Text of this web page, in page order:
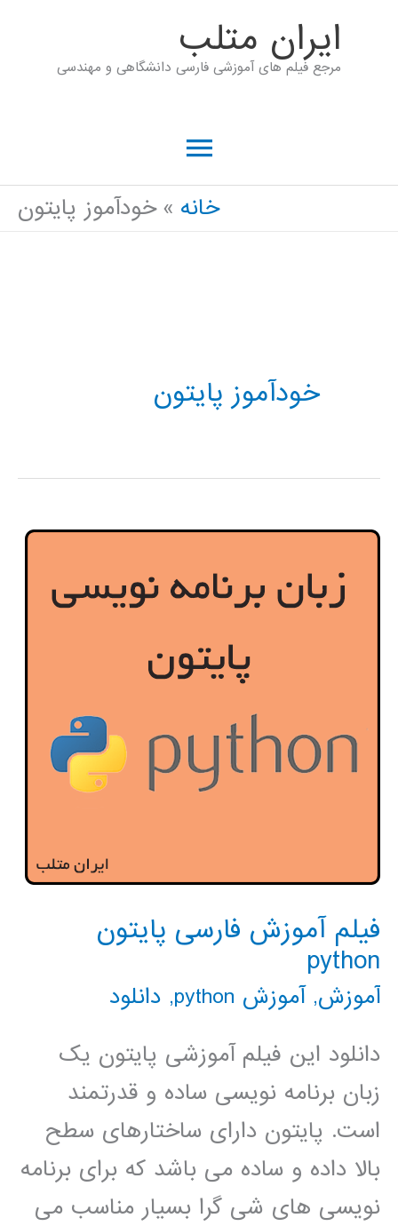
ايران متلب
مرجع فیلم های آموزشی فارسی دانشگاهی و مهندسی
فهرست
اصلی
خانه خودآموز پایتون
خودآموز پایتون
فیلم آموزش فارسی پایتون
python
آموزش,آموزش python , دانلود
دانلود این فیلم آموزشی پایتون یک
زبان برنامه نویسی ساده و قدرتمند
است. پایتون دارای ساختارهای سطح
بالا داده و ساده می باشد که برای برنامه
نویسی های شی گرا بسیار مناسب می